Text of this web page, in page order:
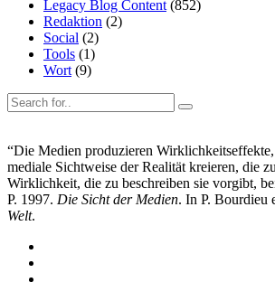
Legacy Blog Content (852)
Redaktion (2)
Social (2)
Tools (1)
Wort (9)
“Die Medien produzieren
mediale Sichtweise der Realität kreieren, die
Wirklichkeit, die zu beschreiben sie vorgibt,
P. 1997. Die Sicht der Medien. In P. Bourdieu
Welt.